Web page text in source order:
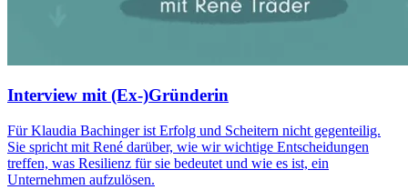
Interview mit (Ex-)Gründerin
Für Klaudia Bachinger ist Erfolg und Scheitern nicht gegenteilig.
Sie spricht mit René darüber, wie wir wichtige Entscheidungen
treffen, was Resilienz für sie bedeutet und wie es ist, ein
Unternehmen aufzulösen.